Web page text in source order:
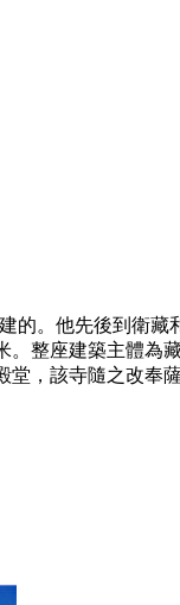
的。他先後到衛
整座建築主體為
，該寺隨之改奉薩